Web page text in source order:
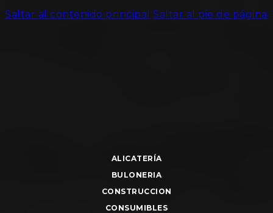
Saltar al contenido principal Saltar al pie de página
ALICATERÍA
BULONERIA
CONSTRUCCION
CONSUMIBLES